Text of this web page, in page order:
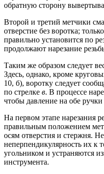
обратную сторону
Второй и третий метчики
отверстие без воротка;
правильно установится по
продолжают нарезание
Таким же образом следует
Здесь, однако, кроме
10, б), воротку следует
по стрелке в. В процессе
чтобы давление на обе
На первом этапе нарезания
правильным положением
осям отверстия и стержня.
неперпендикулярность их к
угольником и устраняются
инструмента.